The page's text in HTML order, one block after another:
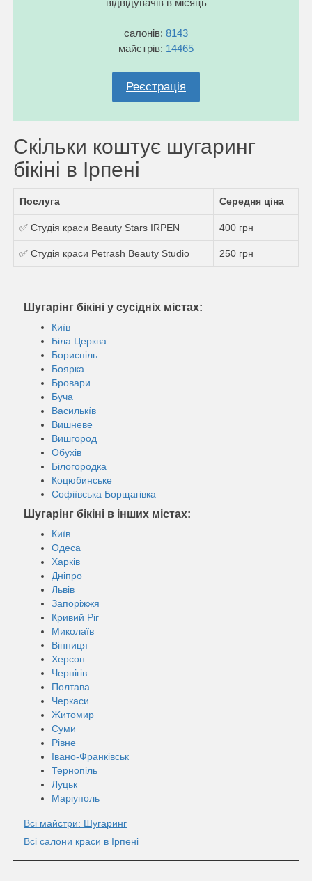
салонів: 8143
майстрів: 14465
Реєстрація
Скільки коштує шугаринг
бікіні в Ірпені
Послуга Середня ціна
✅ Студія краси Beauty Stars IRPEN 400 грн
✅ Студія краси Petrash Beauty Studio 250 грн
Шугарінг бікіні у сусідніх містах:
Київ
Біла Церква
Бориспіль
Боярка
Бровари
Буча
Василькíв
Вишневе
Вишгород
Обухів
Білогородка
Коцюбинське
Софіївська Борщагівка
Шугарінг бікіні в інших містах:
Київ
Одеса
Харків
Дніпро
Львів
Запоріжжя
Кривий Ріг
Миколаїв
Вінниця
Херсон
Чернігів
Полтава
Черкаси
Житомир
Суми
Рівне
Івано-Франківськ
Тернопіль
Луцьк
Маріуполь
Всі майстри: Шугаринг
Всі салони краси в Ірпені